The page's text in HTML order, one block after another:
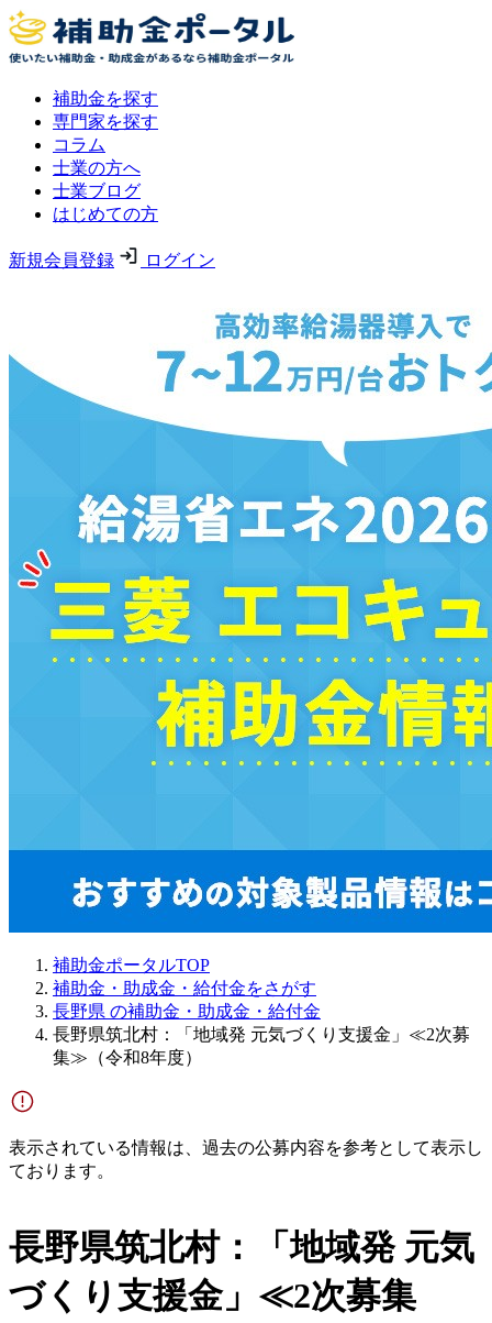
補助金を探す
専門家を探す
コラム
士業の方へ
士業ブログ
はじめての方
新規会員登録 ログイン
補助金ポータルTOP
補助金・助成金・給付金をさがす
長野県 の補助金・助成金・給付金
長野県筑北村：「地域発 元気づくり支援金」≪2次募
集≫（令和8年度）
表示されている情報は、過去の公募内容を参考として表示し
ております。
長野県筑北村：「地域発 元気
づくり支援金」≪2次募集